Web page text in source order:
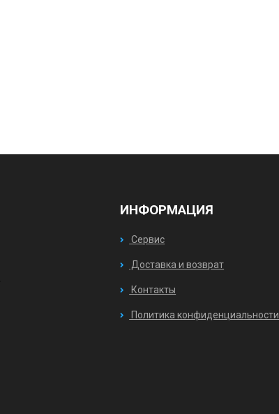
ИНФОРМАЦИЯ
Сервис
Доставка и возврат
Контакты
Политика конфиденциальности